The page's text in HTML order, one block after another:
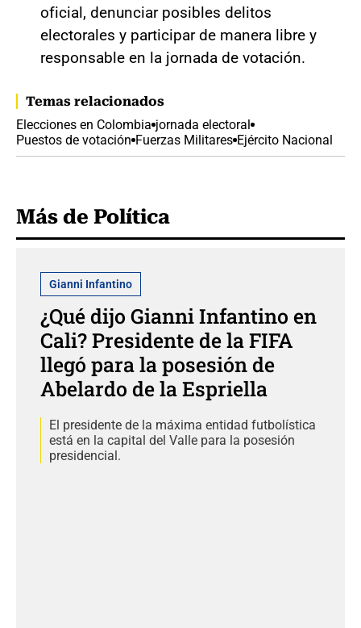
oficial, denunciar posibles delitos
electorales y participar de manera libre y
responsable en la jornada de votación.
Temas relacionados
Elecciones en Colombia jornada electoral
Puestos de votación Fuerzas Militares Ejército Nacional
Más de Política
Gianni Infantino
¿Qué dijo Gianni Infantino en
Cali? Presidente de la FIFA
llegó para la posesión de
Abelardo de la Espriella
El presidente de la máxima entidad futbolística
está en la capital del Valle para la posesión
presidencial.